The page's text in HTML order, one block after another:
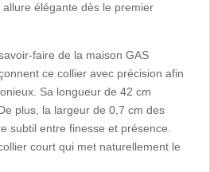
élégante dès le premier
faire de la maison GAS
ce collier avec précision afin
Sa longueur de 42 cm
plus, la largeur de 0,7 cm des
subtil entre finesse et présence.
court qui met naturellement le